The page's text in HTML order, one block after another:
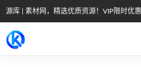
源库 | 素材网，精选优质资源！VIP限时优惠